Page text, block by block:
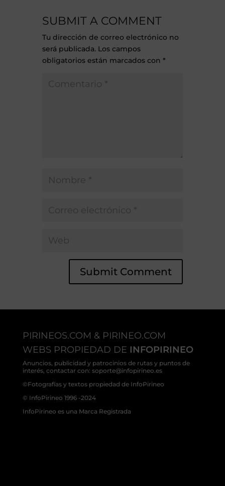
SUBMIT A COMMENT
Tu dirección de correo electrónico no
será publicada. Los campos
obligatorios están marcados con *
PIRINEOS.COM & PIRINEO.COM
WEBS PROPIEDAD DE INFOPIRINEO
Anuncios, publicidad y patrocinios de rutas y puntos de
interés, contactar con: soporte@infopirineo.es
©Fotografías y textos propiedad de InfoPirineo
© InfoPirineo 1996 -2024
InfoPirineo es una Marca Registrada